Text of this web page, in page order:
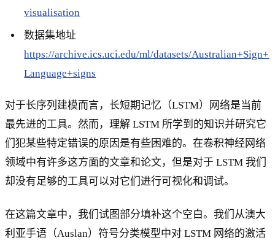
visualisation
数据集地址
https://archive.ics.uci.edu/ml/datasets/Australian+Sign+
Language+signs
对于长序列建模而言，长短期记忆（LSTM）网络是当前
最先进的工具。然而，理解 LSTM 所学到的知识并研究它
们犯某些特定错误的原因是有些困难的。在卷积神经网络
领域中有许多这方面的文章和论文，但是对于 LSTM 我们
却没有足够的工具可以对它们进行可视化和调试。
在这篇文章中，我们试图部分填补这个空白。我们从澳大
利亚手语（Auslan）符号分类模型中对 LSTM 网络的激活